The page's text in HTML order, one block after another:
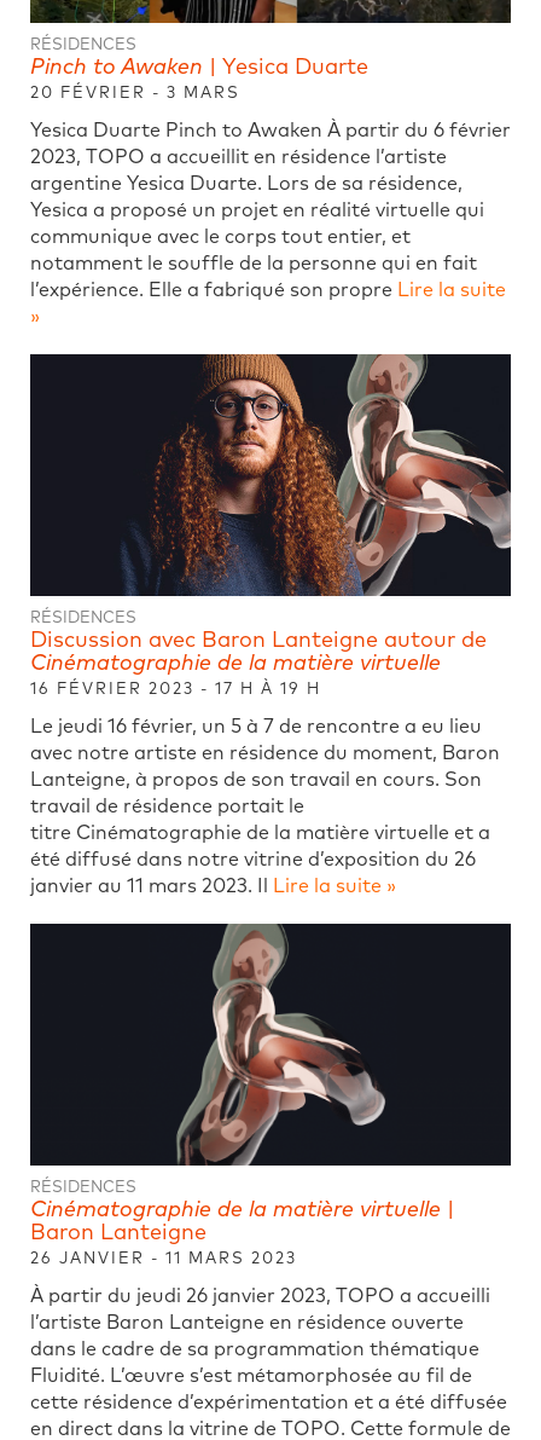
RÉSIDENCES
Pinch to Awaken | Yesica Duarte
20 FÉVRIER - 3 MARS
Yesica Duarte Pinch to Awaken À partir du 6 février
2023, TOPO a accueillit en résidence l’artiste
argentine Yesica Duarte. Lors de sa résidence,
Yesica a proposé un projet en réalité virtuelle qui
communique avec le corps tout entier, et
notamment le souffle de la personne qui en fait
l’expérience. Elle a fabriqué son propre Lire la suite
»
RÉSIDENCES
Discussion avec Baron Lanteigne autour de
Cinématographie de la matière virtuelle
16 FÉVRIER 2023 - 17 H À 19 H
Le jeudi 16 février, un 5 à 7 de rencontre a eu lieu
avec notre artiste en résidence du moment, Baron
Lanteigne, à propos de son travail en cours. Son
travail de résidence portait le
titre Cinématographie de la matière virtuelle et a
été diffusé dans notre vitrine d’exposition du 26
janvier au 11 mars 2023. Il
Lire la suite »
RÉSIDENCES
Cinématographie de la matière virtuelle
Baron Lanteigne
26 JANVIER - 11 MARS 2023
À partir du jeudi 26 janvier 2023, TOPO a accueilli
l’artiste Baron Lanteigne en résidence ouverte
dans le cadre de sa programmation thématique
Fluidité. L’œuvre s’est métamorphosée au fil de
cette résidence d’expérimentation et a été diffusée
en direct dans la vitrine de TOPO. Cette formule de